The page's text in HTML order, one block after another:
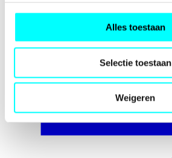
Alles toestaan
Selectie toestaan
Weigeren